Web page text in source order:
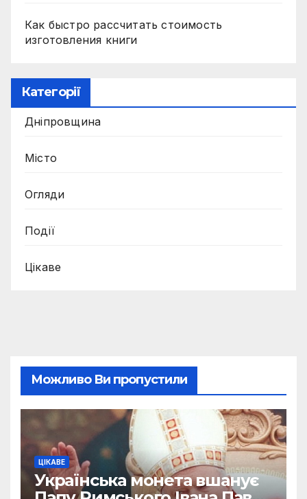
Как быстро рассчитать стоимость
изготовления книги
Категорії
Дніпровщина
Місто
Огляди
Події
Цікаве
Можливо Ви пропустили
ЦІКАВЕ
Українська монета вшанує